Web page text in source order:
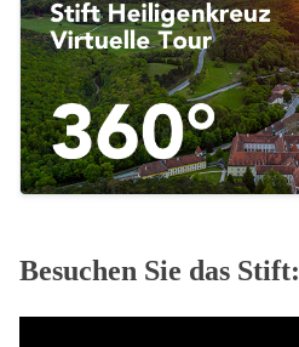
Besuchen Sie das Stift: